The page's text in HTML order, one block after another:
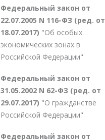
Федеральный закон от
22.07.2005 N 116-ФЗ (ред. от
18.07.2017) "Об особых
экономических зонах в
Российской Федерации"
Федеральный закон от
31.05.2002 N 62-ФЗ (ред. от
29.07.2017) "О гражданстве
Российской Федерации"
Федеральный закон от